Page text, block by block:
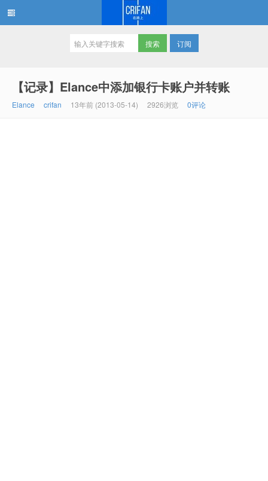
订阅
【记录】Elance中添加银行卡账户并转账
Elance crifan 13年前 (2013-05-14) 2926浏览 0评论